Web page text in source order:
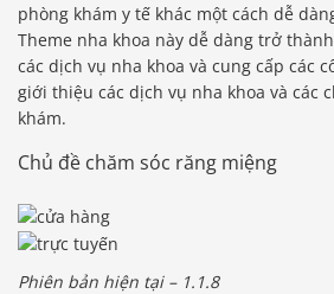
phòng khám y tế khác một cách dễ
Theme nha khoa này dễ dàng trở
các dịch vụ nha khoa và cung cấp các
giới thiệu các dịch vụ nha khoa và các
khám.
Chủ đề chăm sóc răng miệng
Phiên bản hiện tại – 1.1.8